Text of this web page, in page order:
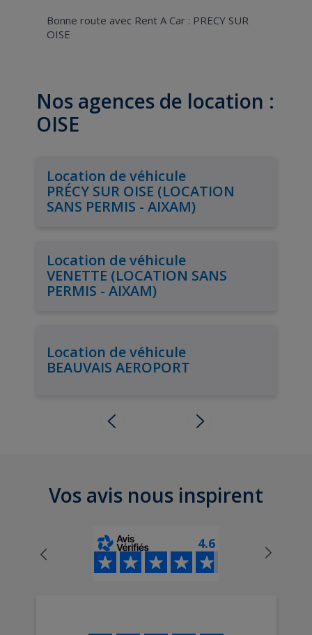
Bonne route avec Rent A Car : PRECY SUR
OISE
Nos agences de location :
OISE
Location de véhicule
PRÉCY SUR OISE (LOCATION
SANS PERMIS - AIXAM)
Location de véhicule
VENETTE (LOCATION SANS
PERMIS - AIXAM)
Location de véhicule
BEAUVAIS AEROPORT
Vos avis nous inspirent
4.6